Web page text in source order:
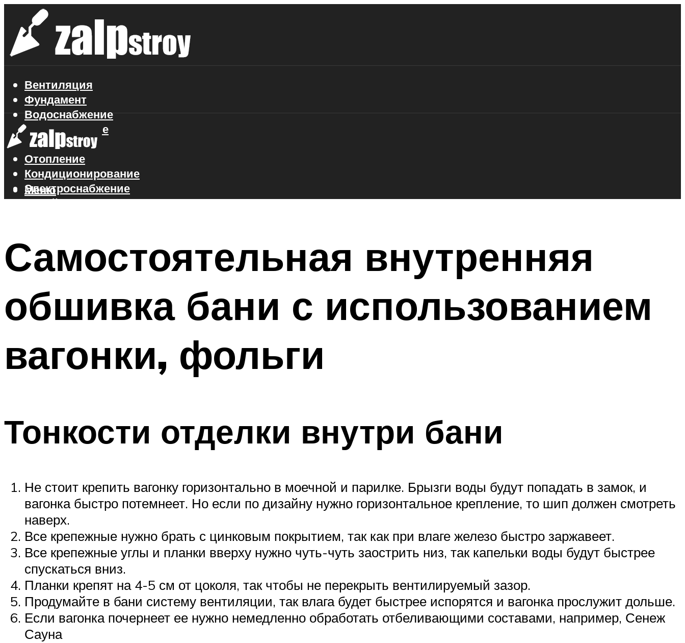
Вентиляция
Фундамент
Водоснабжение
Газоснабжение
Канализация
Отопление
Кондиционирование
Электроснабжение
Стройматериалы
Меню
Самостоятельная внутренняя
обшивка бани с использованием
вагонки, фольги
Тонкости отделки внутри бани
Не стоит крепить вагонку горизонтально в моечной и парилке. Брызги воды будут попадать в замок, и
вагонка быстро потемнеет. Но если по дизайну нужно горизонтальное крепление, то шип должен смотреть
наверх.
Все крепежные нужно брать с цинковым покрытием, так как при влаге железо быстро заржавеет.
Все крепежные углы и планки вверху нужно чуть-чуть заострить низ, так капельки воды будут быстрее
спускаться вниз.
Планки крепят на 4-5 см от цоколя, так чтобы не перекрыть вентилируемый зазор.
Продумайте в бани систему вентиляции, так влага будет быстрее испорятся и вагонка прослужит дольше.
Если вагонка почернеет ее нужно немедленно обработать отбеливающими составами, например, Сенеж
Сауна